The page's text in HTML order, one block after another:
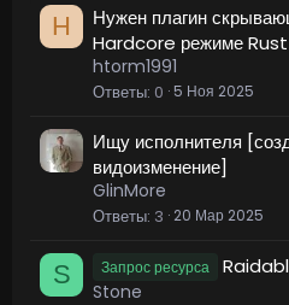
H
Нужен плагин
Hardcore режиме Rust
htorm1991
Ответы 0 5 Ноя 2025
Ищу исполнителя
видоизменение]
GlinMore
Ответы 3 20 Мар 2025
S Запрос ресурса
Stone